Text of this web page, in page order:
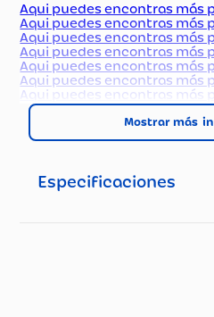
Aqui puedes encontras más
Aqui puedes encontras más
Aqui puedes encontras más
Aqui puedes encontras más
Aqui puedes encontras más
Aqui puedes encontras más
Aqui puedes encontras más
Aqui puedes encontras
Aqui puedes encontras más
Aqui puedes encontras
Mostrar más
Especificaciones